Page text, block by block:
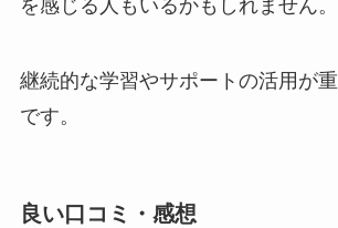
を感じる人もいるかもしれません。
継続的な学習やサポートの活用が
です。
良い口コミ・感想